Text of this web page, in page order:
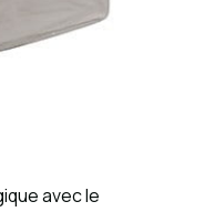
avec le